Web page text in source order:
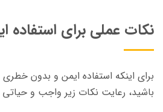
نکات عملی برای استفاده
برای اینکه استفاده ایمن و بدون خطری
باشید، رعایت نکات زیر واجب و